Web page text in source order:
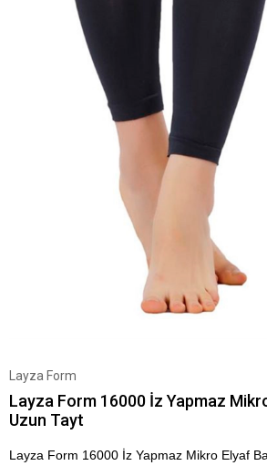
Layza Form
Layza Form 16000 İz Yapmaz
Uzun Tayt
Layza Form 16000 İz Yapmaz Mikro Elyaf